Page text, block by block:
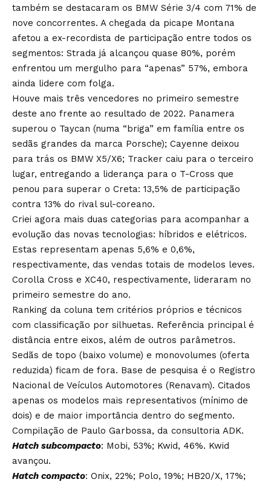
também se destacaram os BMW Série 3/4 com 71% de
nove concorrentes. A chegada da picape Montana
afetou a ex-recordista de participação entre todos os
segmentos: Strada já alcançou quase 80%, porém
enfrentou um mergulho para “apenas” 57%, embora
ainda lidere com folga.
Houve mais três vencedores no primeiro semestre
deste ano frente ao resultado de 2022. Panamera
superou o Taycan (numa “briga” em família entre os
sedãs grandes da marca Porsche); Cayenne deixou
para trás os BMW X5/X6; Tracker caiu para o terceiro
lugar, entregando a liderança para o T-Cross que
penou para superar o Creta: 13,5% de participação
contra 13% do rival sul-coreano.
Criei agora mais duas categorias para acompanhar a
evolução das novas tecnologias: híbridos e elétricos.
Estas representam apenas 5,6% e 0,6%,
respectivamente, das vendas totais de modelos leves.
Corolla Cross e XC40, respectivamente, lideraram no
primeiro semestre do ano.
Ranking da coluna tem critérios próprios e técnicos
com classificação por silhuetas. Referência principal é
distância entre eixos, além de outros parâmetros.
Sedãs de topo (baixo volume) e monovolumes (oferta
reduzida) ficam de fora. Base de pesquisa é o Registro
Nacional de Veículos Automotores (Renavam). Citados
apenas os modelos mais representativos (mínimo de
dois) e de maior importância dentro do segmento.
Compilação de Paulo Garbossa, da consultoria ADK.
Hatch subcompacto: Mobi, 53%; Kwid, 46%. Kwid
avançou.
Hatch compacto: Onix, 22%; Polo, 19%; HB20/X, 17%;